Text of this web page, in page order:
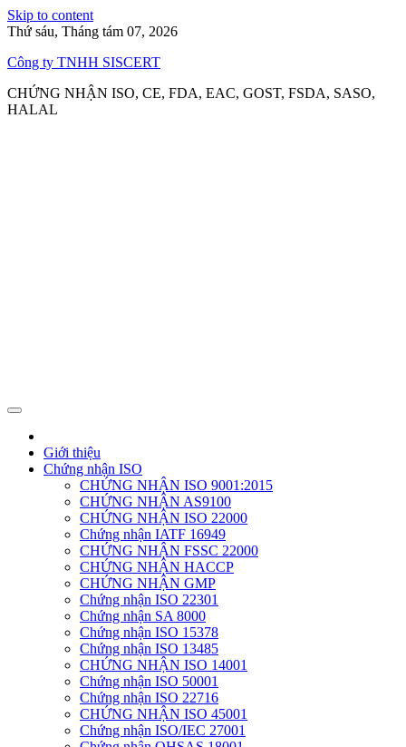
Skip to content
Thứ sáu, Tháng tám 07, 2026
Công ty TNHH SISCERT
CHỨNG NHẬN ISO, CE, FDA, EAC, GOST, FSDA, SASO,
HALAL
Giới thiệu
Chứng nhận ISO
CHỨNG NHẬN ISO 9001:2015
CHỨNG NHẬN AS9100
CHỨNG NHẬN ISO 22000
Chứng nhận IATF 16949
CHỨNG NHẬN FSSC 22000
CHỨNG NHẬN HACCP
CHỨNG NHẬN GMP
Chứng nhận ISO 22301
Chứng nhận SA 8000
Chứng nhận ISO 15378
Chứng nhận ISO 13485
CHỨNG NHẬN ISO 14001
Chứng nhận ISO 50001
Chứng nhận ISO 22716
CHỨNG NHẬN ISO 45001
Chứng nhận ISO/IEC 27001